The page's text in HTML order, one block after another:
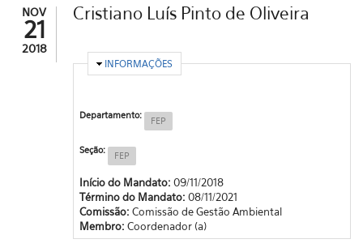
NOV
21
2018
Cristiano Luís Pinto de Oliveira
OCULTAR
INFORMAÇÕES
Departamento: FEP
Seção: FEP
Início do Mandato: 09/11/2018
Término do Mandato: 08/11/2021
Comissão: Comissão de Gestão Ambiental
Membro: Coordenador (a)